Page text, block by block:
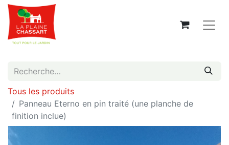
Tous les produits
Panneau Eterno en pin traité (une planche de
finition inclue)